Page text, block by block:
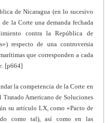
de Nicaragua (en lo sucesivo
la Corte una demanda fechada
contra la República de
respecto de una controversia
que corresponden a cada
[p664]
la competencia de la Corte en
Americano de Soluciones
su artículo LX, como «Pacto de
como tal), así como en las